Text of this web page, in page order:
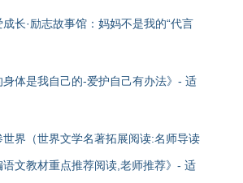
长·励志故事馆：妈妈不是我的“代言
体是我自己的-爱护自己有办法》- 适
界（世界文学名著拓展阅读:名师导读
语文教材重点推荐阅读,老师推荐》- 适